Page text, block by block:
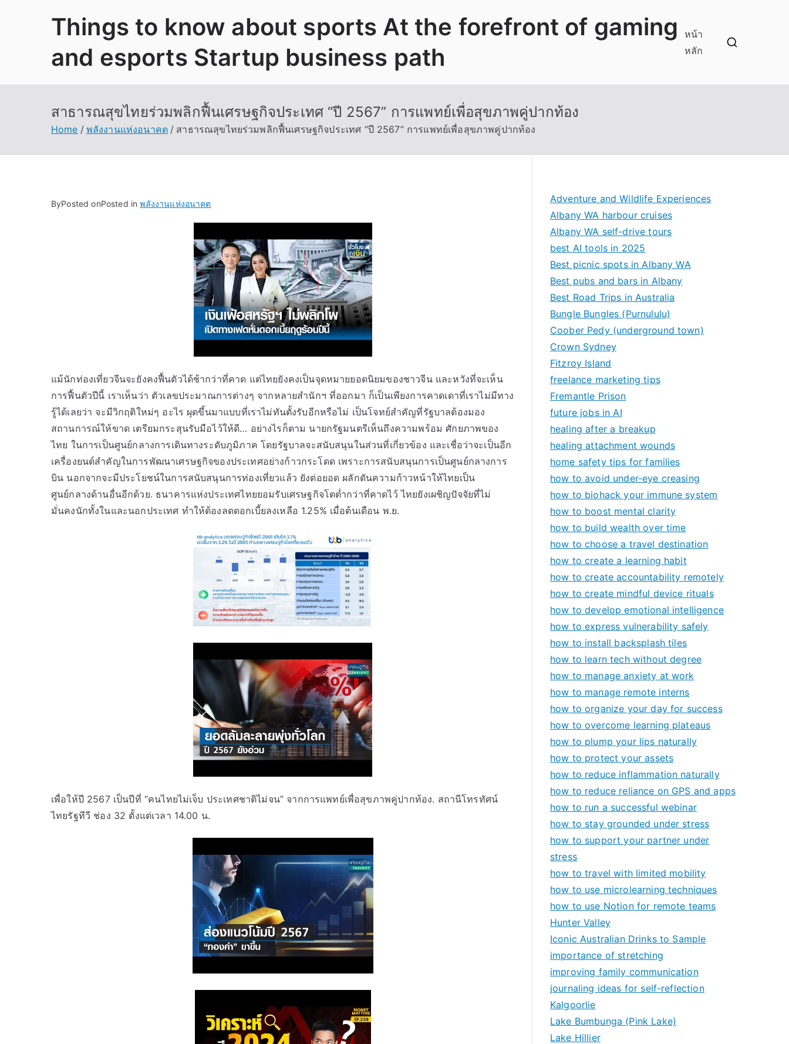
Things to know about sports At the forefront of gaming
and esports Startup business path
หน้า
หลัก
สาธารณสุขไทยร่วมพลิกฟื้นเศรษฐกิจประเทศ “ปี 2567” การแพทย์เพื่อสุขภาพคู่ปากท้อง
Home พลังงานแห่งอนาคต สาธารณสุขไทยร่วมพลิกฟื้นเศรษฐกิจประเทศ “ปี 2567” การแพทย์เพื่อสุขภาพคู่ปากท้อง
ByPosted onPosted inพลังงานแห่งอนาคต
แม้นักท่องเที่ยวจีนจะยังคงฟื้นตัวได้ช้ากว่าที่คาด แต่ไทยยังคงเป็นจุดหมายยอดนิยมของชาวจีน และหวังที่จะเห็น
การฟื้นตัวปีนี้ เราเห็นว่า ตัวเลขประมาณการต่างๆ จากหลายสำนักฯ ที่ออกมา ก็เป็นเพียงการคาดเดาที่เราไม่มีทาง
รู้ได้เลยว่า จะมีวิกฤติใหม่ๆ อะไร ผุดขึ้นมาแบบที่เราไม่ทันตั้งรับอีกหรือไม่ เป็นโจทย์สำคัญที่รัฐบาลต้องมอง
สถานการณ์ให้ขาด เตรียมกระสุนรับมือไว้ให้ดี… อย่างไรก็ตาม นายกรัฐมนตรีเห็นถึงความพร้อม ศักยภาพของ
ไทย ในการเป็นศูนย์กลางการเดินทางระดับภูมิภาค โดยรัฐบาลจะสนับสนุนในส่วนที่เกี่ยวข้อง และเชื่อว่าจะเป็นอีก
เครื่องยนต์สำคัญในการพัฒนาเศรษฐกิจของประเทศอย่างก้าวกระโดด เพราะการสนับสนุนการเป็นศูนย์กลางการ
บิน นอกจากจะมีประโยชน์ในการสนับสนุนการท่องเที่ยวแล้ว ยังต่อยอด ผลักดันความก้าวหน้าให้ไทยเป็น
ศูนย์กลางด้านอื่นอีกด้วย. ธนาคารแห่งประเทศไทยยอมรับเศรษฐกิจโตต่ำกว่าที่คาดไว้ ไทยยังเผชิญปัจจัยที่ไม่
มั่นคงนักทั้งในและนอกประเทศ ทำให้ต้องลดดอกเบี้ยลงเหลือ 1.25% เมื่อต้นเดือน พ.ย.
เพื่อให้ปี 2567 เป็นปีที่ “คนไทยไม่เจ็บ ประเทศชาติไม่จน” จากการแพทย์เพื่อสุขภาพคู่ปากท้อง. สถานีโทรทัศน์
ไทยรัฐทีวี ช่อง 32 ตั้งแต่เวลา 14.00 น.
Adventure and Wildlife Experiences
Albany WA harbour cruises
Albany WA self-drive tours
best AI tools in 2025
Best picnic spots in Albany WA
Best pubs and bars in Albany
Best Road Trips in Australia
Bungle Bungles (Purnululu)
Coober Pedy (underground town)
Crown Sydney
Fitzroy Island
freelance marketing tips
Fremantle Prison
future jobs in AI
healing after a breakup
healing attachment wounds
home safety tips for families
how to avoid under-eye creasing
how to biohack your immune system
how to boost mental clarity
how to build wealth over time
how to choose a travel destination
how to create a learning habit
how to create accountability remotely
how to create mindful device rituals
how to develop emotional intelligence
how to express vulnerability safely
how to install backsplash tiles
how to learn tech without degree
how to manage anxiety at work
how to manage remote interns
how to organize your day for success
how to overcome learning plateaus
how to plump your lips naturally
how to protect your assets
how to reduce inflammation naturally
how to reduce reliance on GPS and apps
how to run a successful webinar
how to stay grounded under stress
how to support your partner under
stress
how to travel with limited mobility
how to use microlearning techniques
how to use Notion for remote teams
Hunter Valley
Iconic Australian Drinks to Sample
importance of stretching
improving family communication
journaling ideas for self-reflection
Kalgoorlie
Lake Bumbunga (Pink Lake)
Lake Hillier